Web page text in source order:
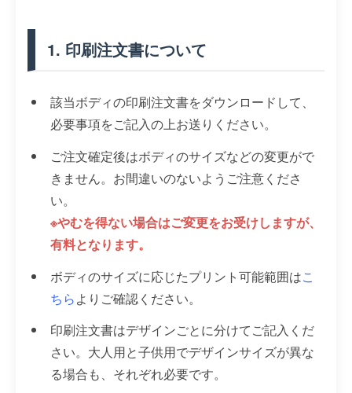
1. 印刷注文書について
該当ボディの印刷注文書をダウンロードして、
必要事項をご記入の上お送りください。
ご注文確定後はボディのサイズなどの変更がで
きません。お間違いのないようご注意くださ
い。
※やむを得ない場合はご変更をお受けしますが、
有料となります。
ボディのサイズに応じたプリント可能範囲はこ
ちらよりご確認ください。
印刷注文書はデザインごとに分けてご記入くだ
さい。大人用と子供用でデザインサイズが異な
る場合も、それぞれ必要です。